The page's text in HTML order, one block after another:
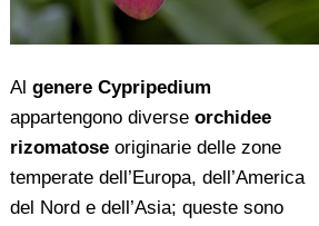
Al genere Cypripedium
appartengono diverse orchidee
rizomatoseoriginarie delle zone
temperate dell’Europa, dell’America
del Nord e dell’Asia; queste sono